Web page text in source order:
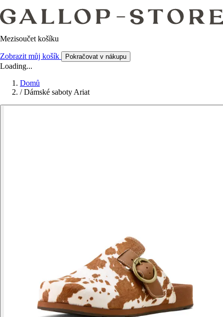
Mezisoučet košíku
Zobrazit můj košík Pokračovat v nákupu
Loading...
Domů
/ Dámské saboty Ariat